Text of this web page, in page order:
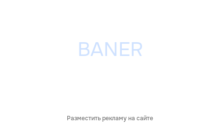
Разместить рекламу на сайте